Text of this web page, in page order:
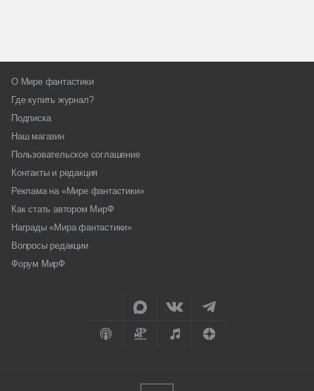
О Мире фантастики
Где купить журнал?
Подписка
Наш магазин
Пользовательское соглашение
Контакты и редакция
Реклама на «Мире фантастики»
Как стать автором МирФ
Награды «Мира фантастики»
Вопросы редакции
Форум МирФ